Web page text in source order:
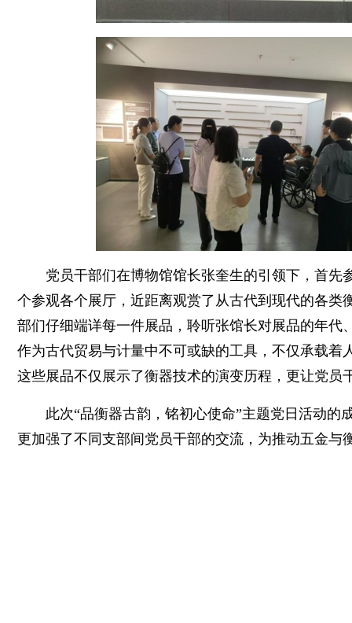
党员干部们在博物馆馆长张奎生的引领下，首
个参观各个展厅，近距离观赏了从古代到现代的各
部们仔细端详每一件展品，聆听张馆长对展品的年
作为古代贸易与计量中不可或缺的工具，不仅承载着
这些展品不仅展示了衡器技术的演变历程，更让党
此次“品衡器古韵，铭初心使命”主题党日活动
更加强了不同支部间党员干部的交流，为推动五金与